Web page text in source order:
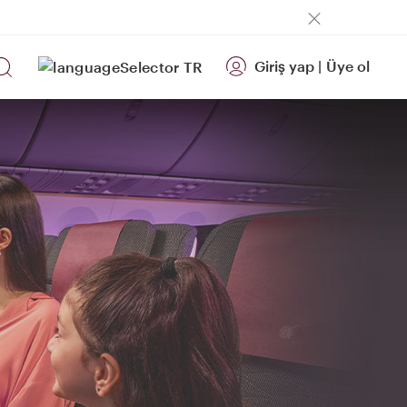
TR Giriş yap | Üye ol